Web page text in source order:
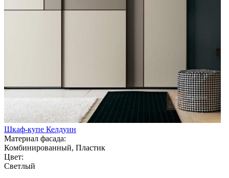
Шкаф-купе Келдуин
Материал фасада:
Комбинированный, Пластик
Цвет:
Светлый